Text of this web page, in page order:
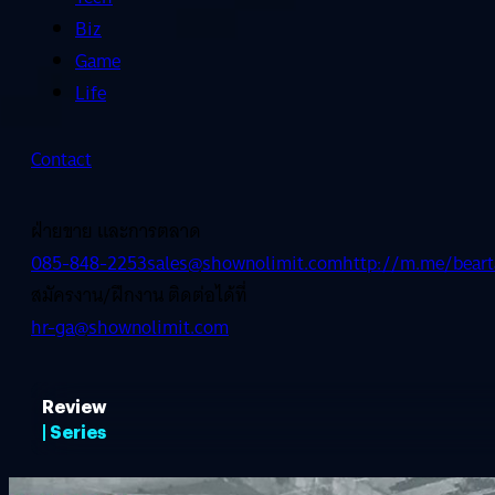
Biz
Game
Life
Contact
ฝ่ายขาย และการตลาด
085-848-2253sales@shownolimit.comhttp://m.me/
สมัครงาน/ฝึกงาน ติดต่อได้ที่
hr-ga@shownolimit.com
Review
| Series